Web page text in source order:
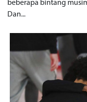
beberapa bintang
Dan...